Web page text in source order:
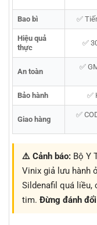
Bao bì ✅
Hiệu quả
thực
✅
An toàn
✅
Bảo hành ✅
Giao hàng
✅
⚠️ Cảnh báo: Bộ Y
Vinix giả lưu hành
Sildenafil quá liều,
tim. Đừng đánh